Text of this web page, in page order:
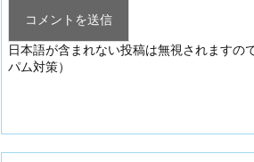
日本語が含まれない投稿は無視されますの
パム対策）